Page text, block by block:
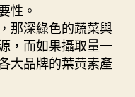
性。
那深綠色的蔬菜與
，而如果攝取量一
大品牌的葉黃素產